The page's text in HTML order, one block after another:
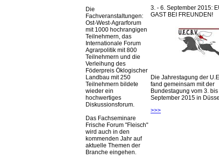
Die
Fachveranstaltungen:
Ost-West-Agrarforum
mit 1000 hochrangigen
Teilnehmern, das
Internationale Forum
Agrarpolitik mit 800
Teilnehmern und die
Verleihung des
Föderpreis Öklogischer
Landbau mit 250
Teilnehmern bildete
wieder ein
hochwertiges
Diskussionsforum.
Das Fachseminare
Frische Forum "Fleisch"
wird auch in den
kommenden Jahr auf
aktuelle Themen der
Branche eingehen.
3. - 6. September 2015:
GAST BEI FREUNDEN!
Die Jahrestagung der
fand gemeinsam mit der
Bundestagung vom 3. bis
September 2015 in
>>>